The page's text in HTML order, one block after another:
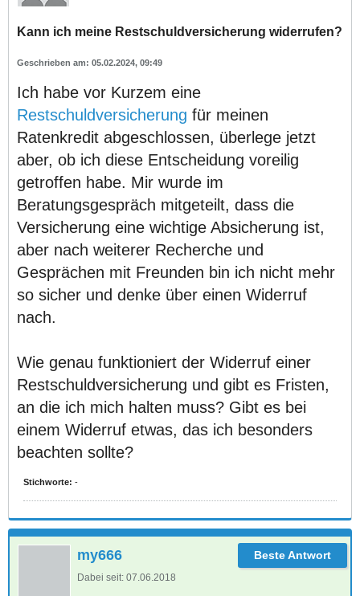
Kann ich meine Restschuldversicherung widerrufen?
05.02.2024, 09:49
Ich habe vor Kurzem eine
Restschuldversicherung für meinen
Ratenkredit abgeschlossen, überlege jetzt
aber, ob ich diese Entscheidung voreilig
getroffen habe. Mir wurde im
Beratungsgespräch mitgeteilt, dass die
Versicherung eine wichtige Absicherung ist,
aber nach weiterer Recherche und
Gesprächen mit Freunden bin ich nicht mehr
so sicher und denke über einen Widerruf
nach.
Wie genau funktioniert der Widerruf einer
Restschuldversicherung und gibt es Fristen,
an die ich mich halten muss? Gibt es bei
einem Widerruf etwas, das ich besonders
beachten sollte?
Stichworte: -
my666
Dabei seit: 07.06.2018